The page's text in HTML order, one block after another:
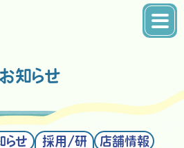
お知らせ
らせ
採用/研
店舗情報